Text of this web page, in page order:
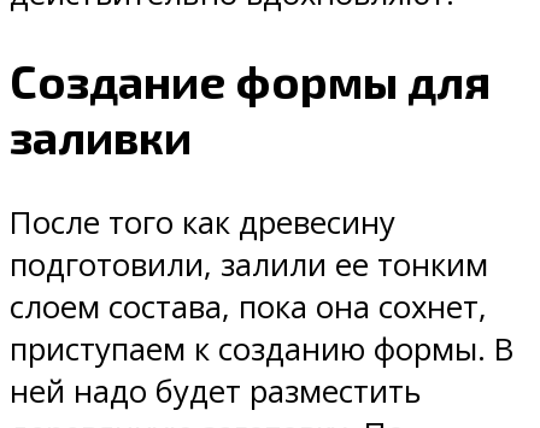
Создание формы для
заливки
После того как древесину
подготовили, залили ее тонким
слоем состава, пока она сохнет,
приступаем к созданию формы. В
ней надо будет разместить